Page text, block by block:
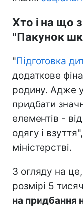
Хто і на що
"Пакунок
"Підготовка
додаткове
родину. Адже
придбати
елементів -
одягу і
міністерстві.
З огляду на
розмірі 5
на придбання